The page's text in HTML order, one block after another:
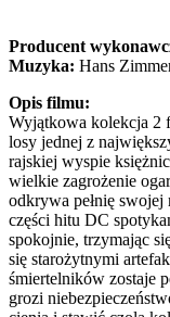
Producent
Muzyka: Hans
Opis filmu:
Wyjątkowa kolekcja 2
losy jednej z
rajskiej wyspie
wielkie zagrożenie
odkrywa pełnię
części hitu DC
spokojnie, trzymając
się starożytnymi
śmiertelników zostaje
grozi